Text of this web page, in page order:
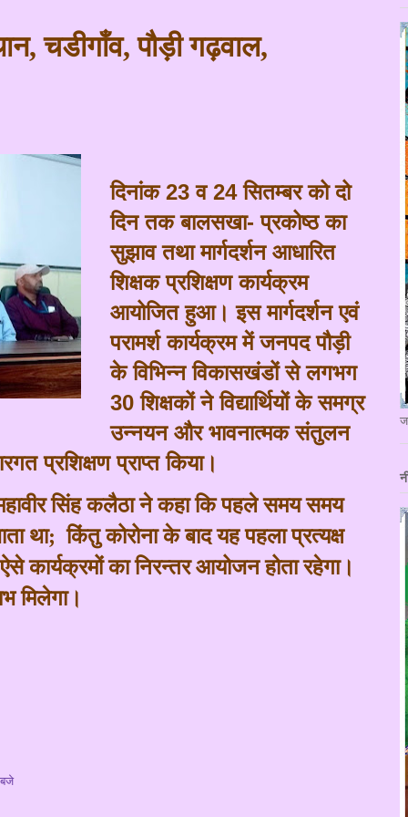
,चडीगाँव,पौड़ी गढ़वाल,
दिनांक 23 व 24सितम्बर को दो
दिन तक बालसखा- प्रकोष्ठ का
सुझाव तथा मार्गदर्शन आधारित
शिक्षक प्रशिक्षण कार्यक्रम
आयोजित हुआ। इस मार्गदर्शन एवं
परामर्श कार्यक्रम में जनपद पौड़ी
के विभिन्न विकासखंडों से लगभग
30 शिक्षकों ने विद्यार्थियों के समग्र
उन्नयन और भावनात्मक संतुलन
प्रशिक्षण प्राप्त किया।
सिंह कलैठा ने कहा कि पहले समय समय
था;किंतु कोरोना के बाद यह पहला प्रत्यक्ष
कार्यक्रमों का निरन्तर आयोजन होता रहेगा।
मिलेगा।